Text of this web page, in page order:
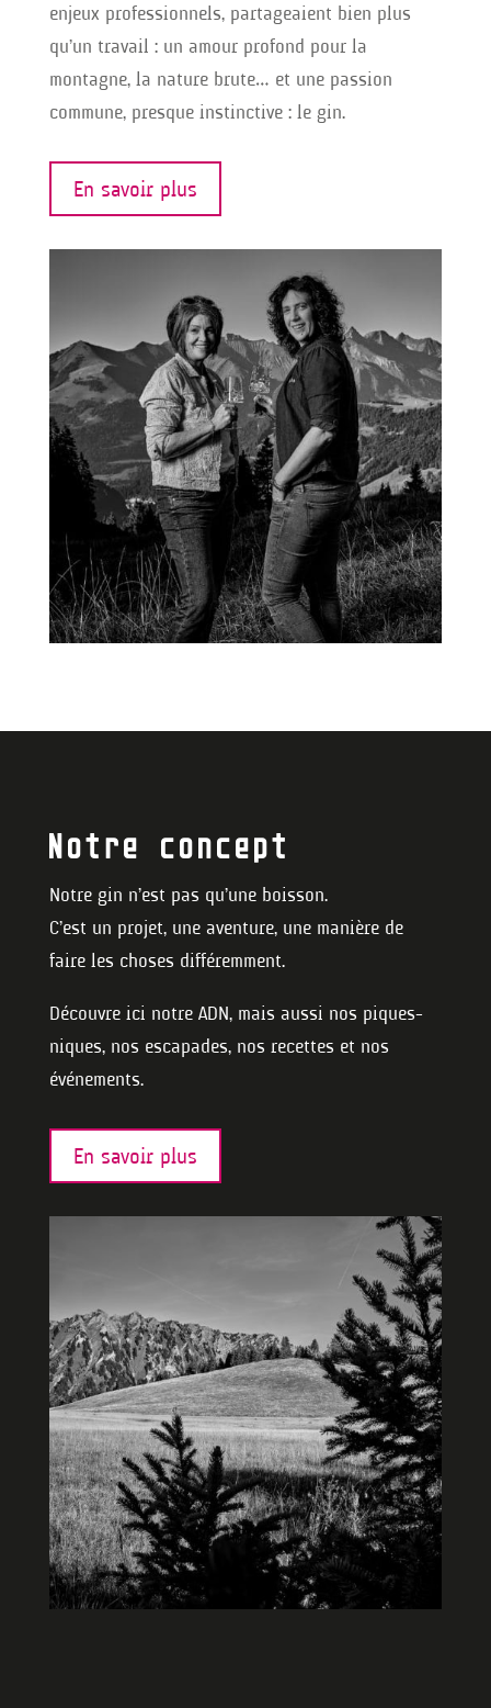
enjeux professionnels, partageaient bien plus
qu’un travail : un amour profond pour la
montagne, la nature brute… et une passion
commune, presque instinctive : le gin.
En savoir plus
Notre concept
Notre gin n’est pas qu’une boisson.
C’est un projet, une aventure, une manière de
faire les choses différemment.
Découvre ici notre ADN, mais aussi nos piques-
niques, nos escapades, nos recettes et nos
événements.
En savoir plus